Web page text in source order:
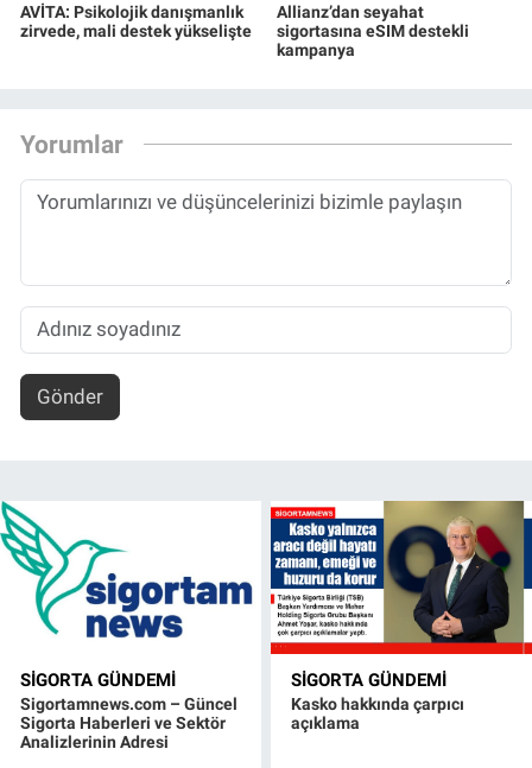
AVİTA: Psikolojik danışmanlık
zirvede, mali destek yükselişte
Allianz’dan seyahat
sigortasına eSIM destekli
kampanya
Yorumlar
Gönder
SIGORTA GÜNDEMI
Sigortamnews.com – Güncel
Sigorta Haberleri ve Sektör
Analizlerinin Adresi
SIGORTA GÜNDEMI
Kasko hakkında çarpıcı
açıklama